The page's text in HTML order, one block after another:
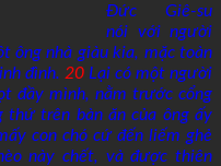
Đức Giê-su
nói với người
ông nhà giàu kia, mặc toàn
đình. 20Lại có một người
đầy mình, nằm trước cổng
thứ trên bàn ăn của ông ấy
con chó cứ đến liếm ghẻ
này chết, và được thiên